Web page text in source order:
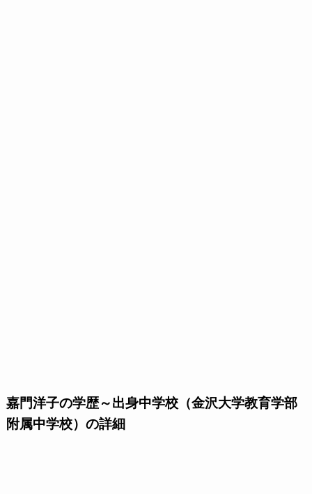
嘉門洋子の学歴～出身中学校（金沢大学教育学部
附属中学校）の詳細